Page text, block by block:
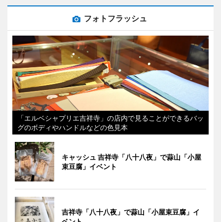
フォトフラッシュ
「エルベシャプリエ吉祥寺」の店内で見ることができるバッ
グのボディやハンドルなどの色見本
キャッシュ 吉祥寺「八十八夜」で蒜山「小屋
束豆腐」イベント
吉祥寺「八十八夜」で蒜山「小屋束豆腐」イ